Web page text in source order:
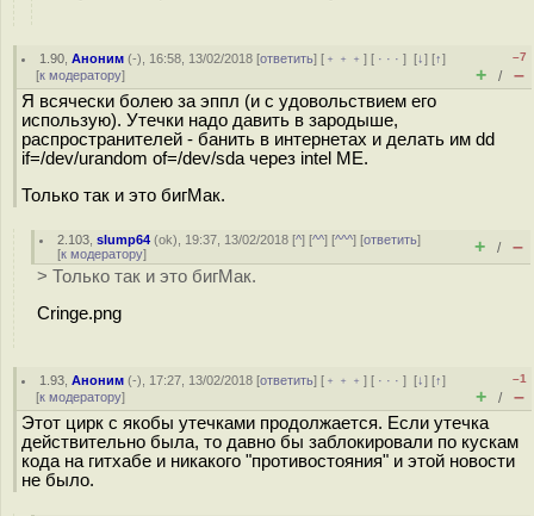
1.90 ,Аноним (-), 16:58, 13/02/2018 [ответить] [ ﹢﹢﹢] [ · · ·][↓] [↑]
[к модератору]
–7
+ / –
Я всячески болею за эппл (и с удовольствием его
использую). Утечки надо давить в зародыше,
распространителей - банить в интернетах и делать им dd
if=/dev/urandom of=/dev/sda через intel ME.
Только так и это бигМак.
2.103 ,slump64 (ok), 19:37, 13/02/2018 [^] [^^] [^^^] [ответить]
[к модератору] + / –
> Только так и это бигМак.
Cringe.png
1.93 ,Аноним (-), 17:27, 13/02/2018 [ответить] [ ﹢﹢﹢] [ · · ·][↓] [↑]
[к модератору]
–1
+ / –
Этот цирк с якобы утечками продолжается. Если утечка
действительно была, то давно бы заблокировали по кускам
кода на гитхабе и никакого "противостояния" и этой новости
не было.